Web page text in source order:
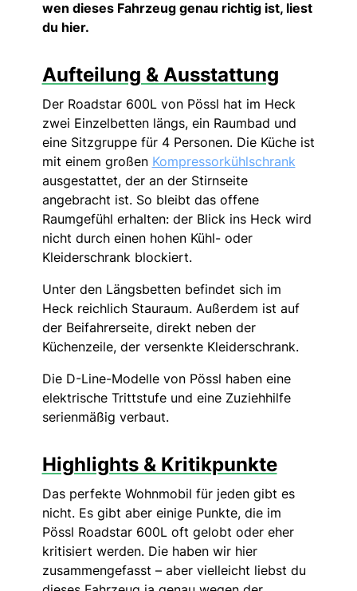
wen dieses Fahrzeug genau richtig ist, liest
du hier.
Aufteilung & Ausstattung
Der Roadstar 600L von Pössl hat im Heck
zwei Einzelbetten längs, ein Raumbad und
eine Sitzgruppe für 4 Personen. Die Küche ist
mit einem großen Kompressorkühlschrank
ausgestattet, der an der Stirnseite
angebracht ist. So bleibt das offene
Raumgefühl erhalten: der Blick ins Heck wird
nicht durch einen hohen Kühl- oder
Kleiderschrank blockiert.
Unter den Längsbetten befindet sich im
Heck reichlich Stauraum. Außerdem ist auf
der Beifahrerseite, direkt neben der
Küchenzeile, der versenkte Kleiderschrank.
Die D-Line-Modelle von Pössl haben eine
elektrische Trittstufe und eine Zuziehhilfe
serienmäßig verbaut.
Highlights & Kritikpunkte
Das perfekte Wohnmobil für jeden gibt es
nicht. Es gibt aber einige Punkte, die im
Pössl Roadstar 600L oft gelobt oder eher
kritisiert werden. Die haben wir hier
zusammengefasst – aber vielleicht liebst du